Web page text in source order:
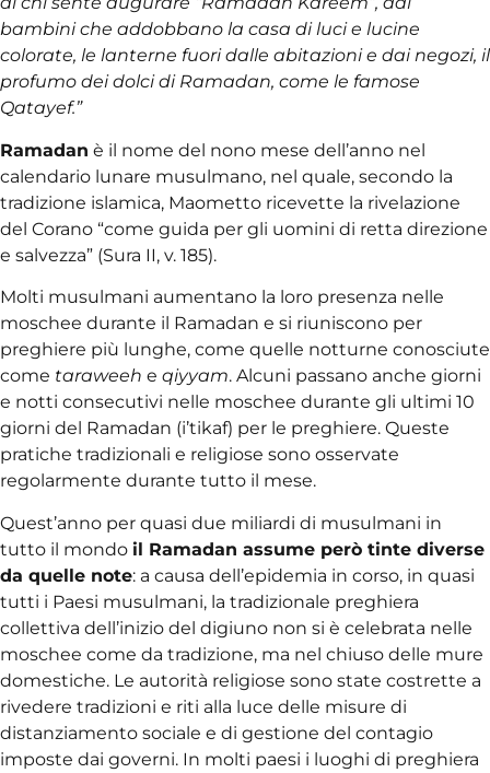
bambini che addobbano la casa di luci e lucine
colorate, le lanterne fuori dalle abitazioni e dai negozi, il
profumo dei dolci di Ramadan, come le famose
Qatayef.”
Ramadan è il nome del nono mese dell’anno nel
calendario lunare musulmano, nel quale, secondo la
tradizione islamica, Maometto ricevette la rivelazione
del Corano “come guida per gli uomini di retta direzione
e salvezza” (Sura II, v. 185).
Molti musulmani aumentano la loro presenza nelle
moschee durante il Ramadan e si riuniscono per
preghiere più lunghe, come quelle notturne conosciute
come taraweeh e qiyyam. Alcuni passano anche giorni
e notti consecutivi nelle moschee durante gli ultimi 10
giorni del Ramadan (i’tikaf) per le preghiere. Queste
pratiche tradizionali e religiose sono osservate
regolarmente durante tutto il mese.
Quest’anno per quasi due miliardi di musulmani in
tutto il mondo il Ramadan assume però tinte diverse
da quelle note: a causa dell’epidemia in corso, in quasi
tutti i Paesi musulmani, la tradizionale preghiera
collettiva dell’inizio del digiuno non si è celebrata nelle
moschee come da tradizione, ma nel chiuso delle mure
domestiche. Le autorità religiose sono state costrette a
rivedere tradizioni e riti alla luce delle misure di
distanziamento sociale e di gestione del contagio
imposte dai governi. In molti paesi i luoghi di preghiera